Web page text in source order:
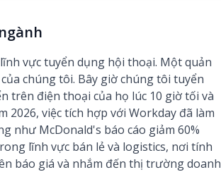
vực tuyển dụng hội thoại. Một quản
chúng tôi. Bây giờ chúng tôi tuyển
trên điện thoại của họ lúc 10 giờ tối và
2026, việc tích hợp với Workday đã làm
như McDonald's báo cáo giảm 60%
lĩnh vực bán lẻ và logistics, nơi tính
báo giá và nhắm đến thị trường doanh